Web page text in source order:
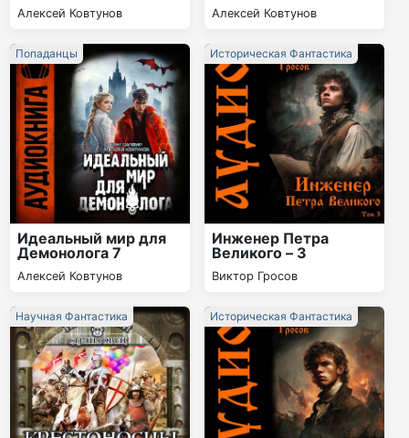
Алексей Ковтунов Алексей Ковтунов
Идеальный мир для
Демонолога 7
Алексей Ковтунов
Попаданцы
Инженер Петра
Великого – 3
Виктор Гросов
Историческая Фантастика
Научная Фантастика Историческая Фантастика